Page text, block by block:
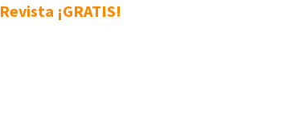
Revista ¡GRATIS!